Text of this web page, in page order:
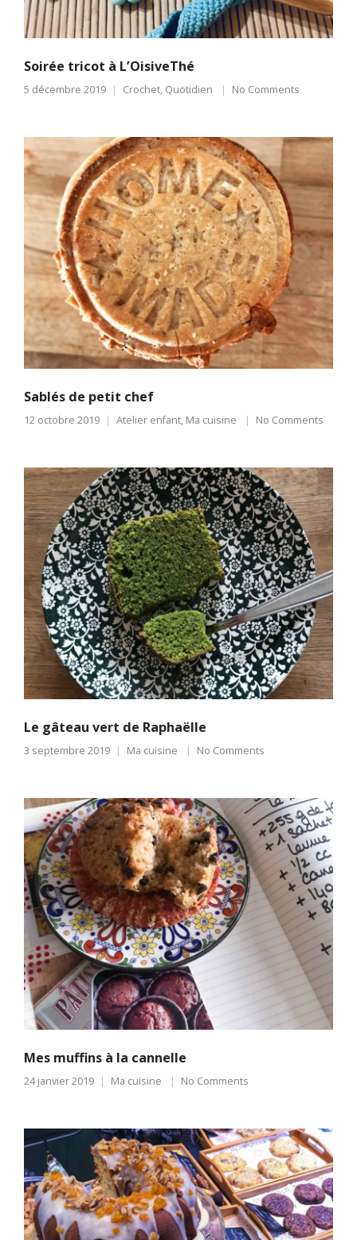
Soirée tricot à L’OisiveThé
5 décembre 2019 Crochet, Quotidien No Comments
Sablés de petit chef
12 octobre 2019 Atelier enfant, Ma cuisine No Comments
Le gâteau vert de Raphaëlle
3 septembre 2019 Ma cuisine No Comments
Mes muffins à la cannelle
24 janvier 2019 Ma cuisine No Comments